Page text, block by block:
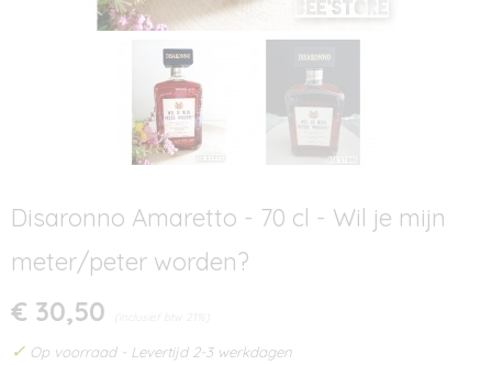
Disaronno Amaretto - 70 cl - Wil je mijn
meter/peter worden?
€ 30,50 (inclusief btw 21%)
✓ Op voorraad - Levertijd 2-3 werkdagen